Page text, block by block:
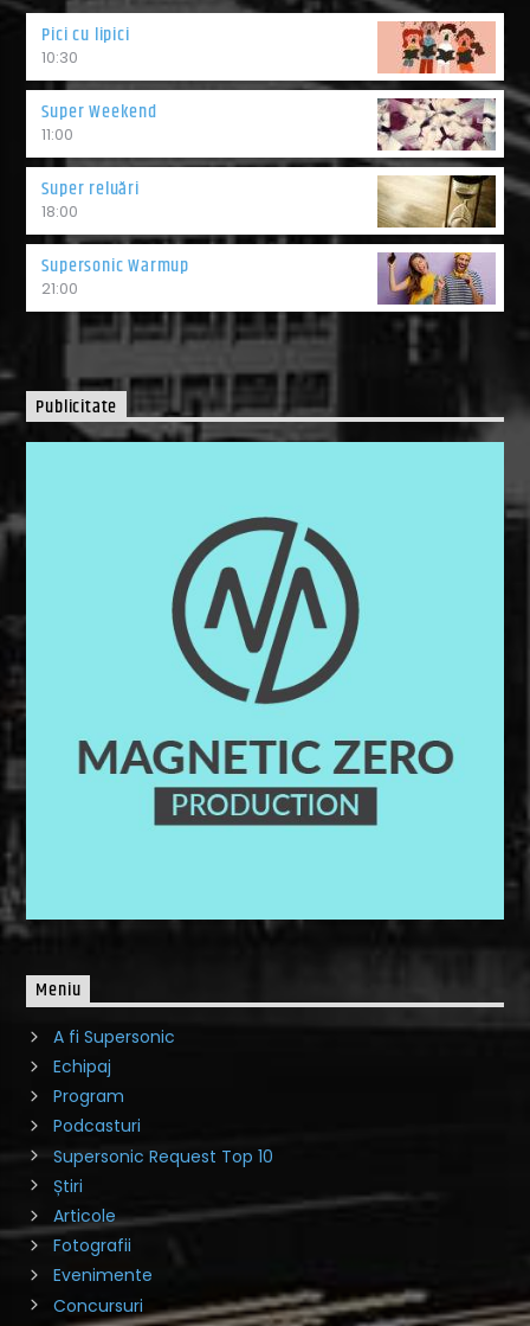
Pici cu lipici
10:30
Super Weekend
11:00
Super reluări
18:00
Supersonic Warmup
21:00
Publicitate
Meniu
A fi Supersonic
Echipaj
Program
Podcasturi
Supersonic Request Top 10
Știri
Articole
Fotografii
Evenimente
Concursuri